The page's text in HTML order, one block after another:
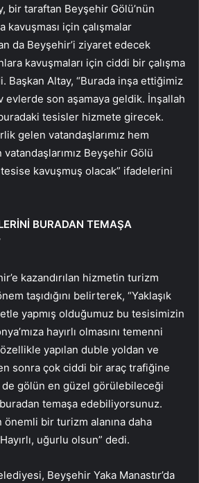
bir taraftan Beyşehir Gölü’nün
kavuşması için çalışmalar
da Beyşehir’i ziyaret edecek
kavuşmaları için ciddi bir çalışma
Başkan Altay, “Burada inşa ettiğimiz
evlerde son aşamaya geldik. İnşallah
tesisler hizmete girecek.
gelen vatandaşlarımız hem
Beyşehir Gölü
kavuşmuş olacak” ifadelerini
BURADAN TEMAŞA
kazandırılan hizmetin turizm
taşıdığını belirterek, “Yaklaşık
yapmış olduğumuz bu tesisimizin
hayırlı olmasını temenni
yapılan duble yoldan ve
sonra çok ciddi bir araç trafiğine
gölün en güzel görülebileceği
temaşa edebiliyorsunuz.
bir turizm alanına daha
uğurlu olsun” dedi.
Beyşehir Yaka Manastır’da